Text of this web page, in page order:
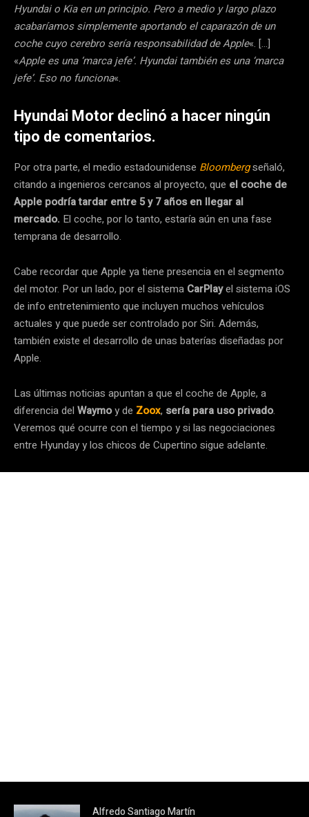
Hyundai o Kia en un principio. Pero a medio y largo plazo
acabaríamos simplemente aportando el caparazón de un
coche cuyo cerebro sería responsabilidad de Apple«. […]
«Apple es una ‘marca jefe’. Hyundai también es una ‘marca
jefe’. Eso no funciona«.
Hyundai Motor declinó a hacer ningún
tipo de comentarios.
Por otra parte, el medio estadounidense Bloombergseñaló,
citando a ingenieros cercanos al proyecto, que el coche de
Apple podría tardar entre 5 y 7 años en llegar al
mercado. El coche, por lo tanto, estaría aún en una fase
temprana de desarrollo.
Cabe recordar que Apple ya tiene presencia en el segmento
del motor. Por un lado, por el sistema CarPlayel sistema iOS
de info entretenimiento que incluyen muchos vehículos
actuales y que puede ser controlado por Siri. Además,
también existe el desarrollo de unas baterías diseñadas por
Apple.
Las últimas noticias apuntan a que el coche de Apple, a
diferencia del Waymoy de Zoox, sería para uso privado.
Veremos qué ocurre con el tiempo y si las negociaciones
entre Hyunday y los chicos de Cupertino sigue adelante.
Alfredo Santiago Martín